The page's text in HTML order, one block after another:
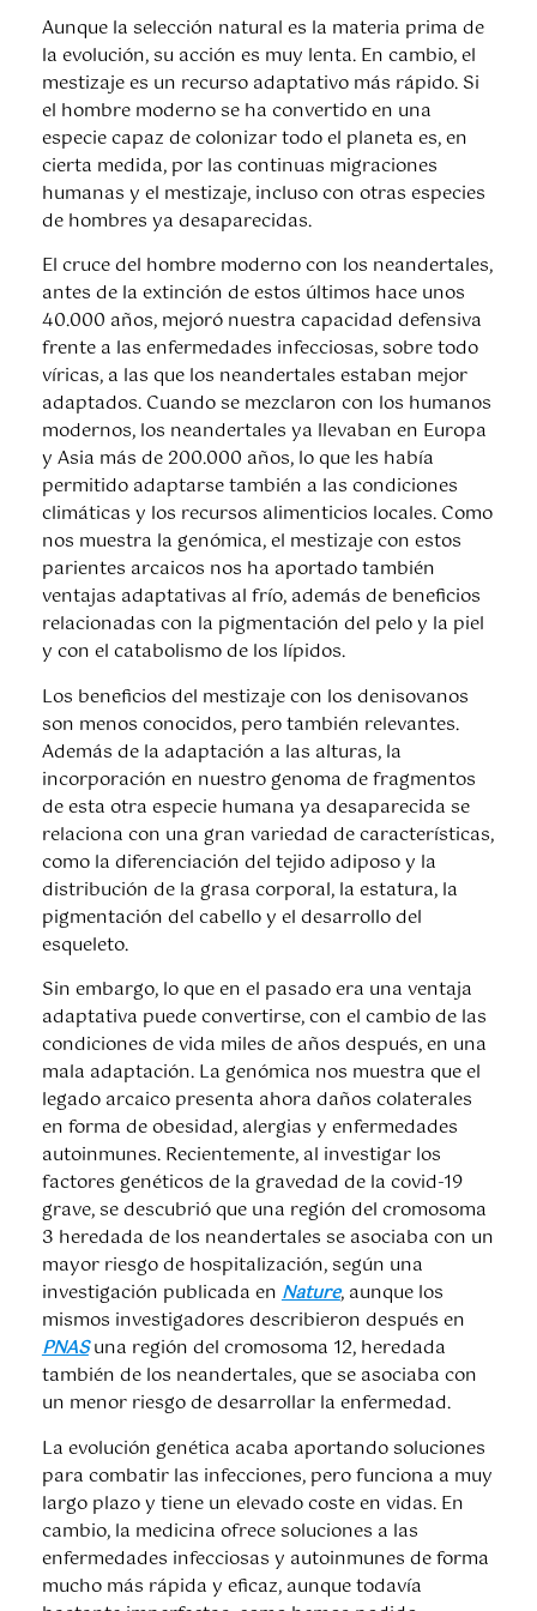
Aunque la selección natural es la materia prima de
la evolución, su acción es muy lenta. En cambio, el
mestizaje es un recurso adaptativo más rápido. Si
el hombre moderno se ha convertido en una
especie capaz de colonizar todo el planeta es, en
cierta medida, por las continuas migraciones
humanas y el mestizaje, incluso con otras especies
de hombres ya desaparecidas.
El cruce del hombre moderno con los neandertales,
antes de la extinción de estos últimos hace unos
40.000 años, mejoró nuestra capacidad defensiva
frente a las enfermedades infecciosas, sobre todo
víricas, a las que los neandertales estaban mejor
adaptados. Cuando se mezclaron con los humanos
modernos, los neandertales ya llevaban en Europa
y Asia más de 200.000 años, lo que les había
permitido adaptarse también a las condiciones
climáticas y los recursos alimenticios locales. Como
nos muestra la genómica, el mestizaje con estos
parientes arcaicos nos ha aportado también
ventajas adaptativas al frío, además de beneficios
relacionadas con la pigmentación del pelo y la piel
y con el catabolismo de los lípidos.
Los beneficios del mestizaje con los denisovanos
son menos conocidos, pero también relevantes.
Además de la adaptación a las alturas, la
incorporación en nuestro genoma de fragmentos
de esta otra especie humana ya desaparecida se
relaciona con una gran variedad de características,
como la diferenciación del tejido adiposo y la
distribución de la grasa corporal, la estatura, la
pigmentación del cabello y el desarrollo del
esqueleto.
Sin embargo, lo que en el pasado era una ventaja
adaptativa puede convertirse, con el cambio de las
condiciones de vida miles de años después, en una
mala adaptación. La genómica nos muestra que el
legado arcaico presenta ahora daños colaterales
en forma de obesidad, alergias y enfermedades
autoinmunes. Recientemente, al investigar los
factores genéticos de la gravedad de la covid-19
grave, se descubrió que una región del cromosoma
3 heredada de los neandertales se asociaba con un
mayor riesgo de hospitalización, según una
investigación publicada enNature, aunque los
mismos investigadores describieron después en
PNAS una región del cromosoma 12, heredada
también de los neandertales, que se asociaba con
un menor riesgo de desarrollar la enfermedad.
La evolución genética acaba aportando soluciones
para combatir las infecciones, pero funciona a muy
largo plazo y tiene un elevado coste en vidas. En
cambio, la medicina ofrece soluciones a las
enfermedades infecciosas y autoinmunes de forma
mucho más rápida y eficaz, aunque todavía